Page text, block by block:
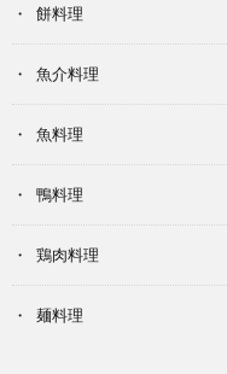
餅料理
魚介料理
魚料理
鴨料理
鶏肉料理
麺料理